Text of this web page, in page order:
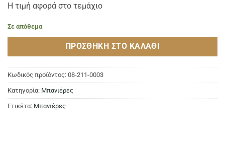
Η τιμή αφορά στο τεμάχιο
Σε απόθεμα
ΠΡΟΣΘΉΚΗ ΣΤΟ ΚΑΛΆΘΙ
Κωδικός προϊόντος: 08-211-0003
Κατηγορία: Μπανιέρες
Ετικέτα: Μπανιέρες